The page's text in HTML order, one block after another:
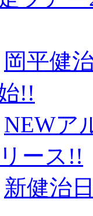
岡平健
!!
NEWア
ース!!
新健治